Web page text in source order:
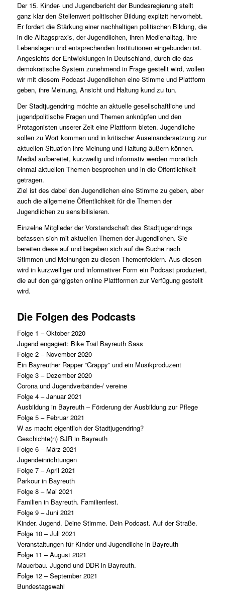
Der 15. Kinder- und Jugendbericht der Bundesregierung stellt
ganz klar den Stellenwert politischer Bildung explizit hervorhebt.
Er fordert die Stärkung einer nachhaltigen politischen Bildung, die
in die Alltagspraxis, der Jugendlichen, ihren Medienalltag, ihre
Lebenslagen und entsprechenden Institutionen eingebunden ist.
Angesichts der Entwicklungen in Deutschland, durch die das
demokratische System zunehmend in Frage gestellt wird, wollen
wir mit diesem Podcast Jugendlichen eine Stimme und Plattform
geben, ihre Meinung, Ansicht und Haltung kund zu tun.
Der Stadtjugendring möchte an aktuelle gesellschaftliche und
jugendpolitische Fragen und Themen anknüpfen und den
Protagonisten unserer Zeit eine Plattform bieten. Jugendliche
sollen zu Wort kommen und in kritischer Auseinandersetzung zur
aktuellen Situation ihre Meinung und Haltung äußern können.
Medial aufbereitet, kurzweilig und informativ werden monatlich
einmal aktuellen Themen besprochen und in die Öffentlichkeit
getragen.
Ziel ist des dabei den Jugendlichen eine Stimme zu geben, aber
auch die allgemeine Öffentlichkeit für die Themen der
Jugendlichen zu sensibilisieren.
Einzelne Mitglieder der Vorstandschaft des Stadtjugendrings
befassen sich mit aktuellen Themen der Jugendlichen. Sie
bereiten diese auf und begeben sich auf die Suche nach
Stimmen und Meinungen zu diesen Themenfeldern. Aus diesen
wird in kurzweiliger und informativer Form ein Podcast produziert,
die auf den gängigsten online Plattformen zur Verfügung gestellt
wird.
Die Folgen des Podcasts
Folge 1 – Oktober 2020
Jugend engagiert: Bike Trail Bayreuth Saas
Folge 2 – November 2020
Ein Bayreuther Rapper “Grappy” und ein Musikproduzent
Folge 3 – Dezember 2020
Corona und Jugendverbände-/ vereine
Folge 4 – Januar 2021
Ausbildung in Bayreuth – Förderung der Ausbildung zur Pflege
Folge 5 – Februar 2021
W as macht eigentlich der Stadtjugendring?
Geschichte(n) SJR in Bayreuth
Folge 6 – März 2021
Jugendeinrichtungen
Folge 7 – April 2021
Parkour in Bayreuth
Folge 8 – Mai 2021
Familien in Bayreuth. Familienfest.
Folge 9 – Juni 2021
Kinder. Jugend. Deine Stimme. Dein Podcast. Auf der Straße.
Folge 10 – Juli 2021
Veranstaltungen für Kinder und Jugendliche in Bayreuth
Folge 11 – August 2021
Mauerbau. Jugend und DDR in Bayreuth.
Folge 12 – September 2021
Bundestagswahl